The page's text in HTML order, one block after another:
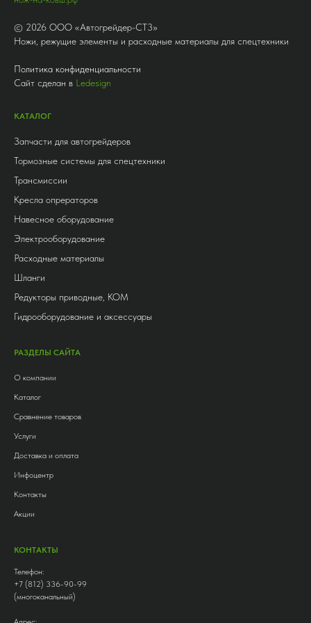
© 2026 ООО «Автогрейдер-СТ3»
Ножи, режущие элементы и расходные материалы для спецтехники
Политика конфиденциальности
Сайт сделан в Ledesign
КАТАЛОГ
Запчасти для автогрейдеров
Тормозные системы для спецтехники
Трансмиссии
Кресла опрераторов
Навесное оборудование
Электрооборудование
Расходные материалы
Шланги
Редукторы приводные, КОМ
Гидрооборудование и аксессуары
РАЗДЕЛЫ САЙТА
О компании
Каталог
Сравнение товаров
Услуги
Доставка и оплата
Инфоцентр
Контакты
Акции
КОНТАКТЫ
Телефон:
+7 (812) 336-90-99
(многоканальный)